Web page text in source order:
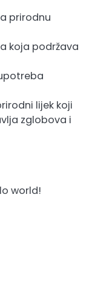
prirodnu
koja podržava
lijek koji
zglobova i
world!